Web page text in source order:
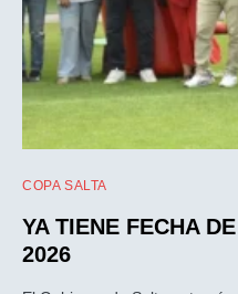
COPA SALTA
YA TIENE FECHA
2026